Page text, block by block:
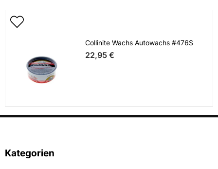
Collinite Wachs Autowachs #476S
22,95 €
Kategorien